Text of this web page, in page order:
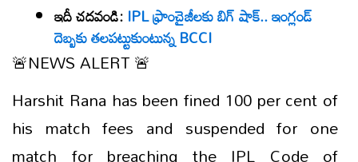
ఇదీ చదవండి:IPL ఫ్రాంచైజీలకు బిగ్ షాక్.. ఇంగ్లండ్
దెబ్బకు తలపట్టుకుంటున్న BCCI
🚨NEWS ALERT 🚨
Harshit Rana has been fined 100 per cent of
his match fees and suspended for one
match for breaching the IPL Code of